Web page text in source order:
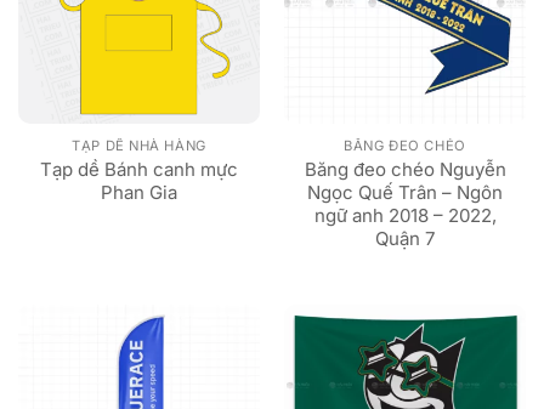
TẠP DỀ NHÀ HÀNG
Tạp dề Bánh canh mực
Phan Gia
BĂNG ĐEO CHÉO
Băng đeo chéo Nguyễn
Ngọc Quế Trân – Ngôn
ngữ anh 2018 – 2022,
Quận 7